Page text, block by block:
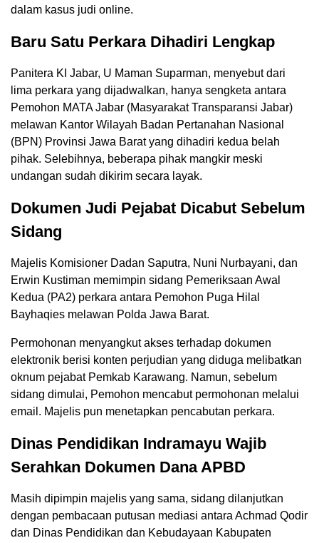
dalam kasus judi online.
Baru Satu Perkara Dihadiri Lengkap
Panitera KI Jabar, U Maman Suparman, menyebut dari
lima perkara yang dijadwalkan, hanya sengketa antara
Pemohon MATA Jabar (Masyarakat Transparansi Jabar)
melawan Kantor Wilayah Badan Pertanahan Nasional
(BPN) Provinsi Jawa Barat yang dihadiri kedua belah
pihak. Selebihnya, beberapa pihak mangkir meski
undangan sudah dikirim secara layak.
Dokumen Judi Pejabat Dicabut Sebelum
Sidang
Majelis Komisioner Dadan Saputra, Nuni Nurbayani, dan
Erwin Kustiman memimpin sidang Pemeriksaan Awal
Kedua (PA2) perkara antara Pemohon Puga Hilal
Bayhaqies melawan Polda Jawa Barat.
Permohonan menyangkut akses terhadap dokumen
elektronik berisi konten perjudian yang diduga melibatkan
oknum pejabat Pemkab Karawang. Namun, sebelum
sidang dimulai, Pemohon mencabut permohonan melalui
email. Majelis pun menetapkan pencabutan perkara.
Dinas Pendidikan Indramayu Wajib
Serahkan Dokumen Dana APBD
Masih dipimpin majelis yang sama, sidang dilanjutkan
dengan pembacaan putusan mediasi antara Achmad Qodir
dan Dinas Pendidikan dan Kebudayaan Kabupaten